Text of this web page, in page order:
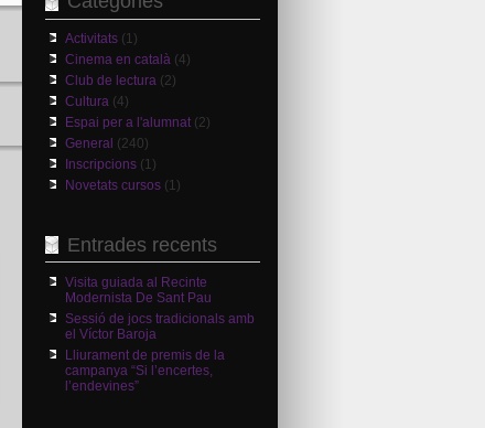
Activitats(1)
Cinema en català(4)
Club de lectura(2)
Cultura(4)
Espai per a l'alumnat(2)
General (240)
Inscripcions(1)
Novetats cursos(1)
Entrades recents
Visita guiada al Recinte
Modernista De Sant Pau
Sessió de jocs tradicionals amb
el Víctor Baroja
Lliurament de premis de la
campanya “Si l’encertes,
l’endevines”